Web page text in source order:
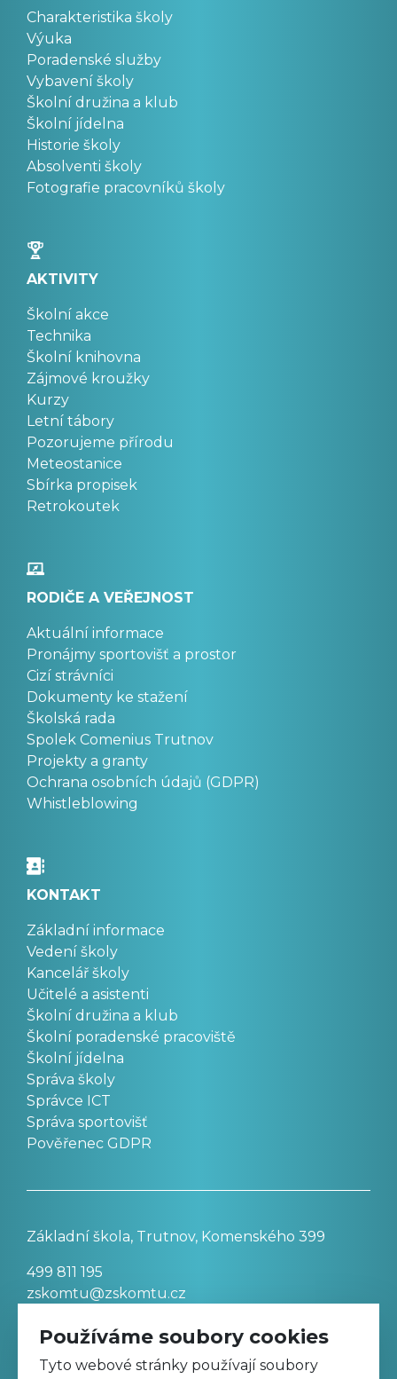
Charakteristika školy
Výuka
Poradenské služby
Vybavení školy
Školní družina a klub
Školní jídelna
Historie školy
Absolventi školy
Fotografie pracovníků školy
AKTIVITY
Školní akce
Technika
Školní knihovna
Zájmové kroužky
Kurzy
Letní tábory
Pozorujeme přírodu
Meteostanice
Sbírka propisek
Retrokoutek
RODIČE A VEŘEJNOST
Aktuální informace
Pronájmy sportovišť a prostor
Cizí strávníci
Dokumenty ke stažení
Školská rada
Spolek Comenius Trutnov
Projekty a granty
Ochrana osobních údajů (GDPR)
Whistleblowing
KONTAKT
Základní informace
Vedení školy
Kancelář školy
Učitelé a asistenti
Školní družina a klub
Školní poradenské pracoviště
Školní jídelna
Správa školy
Správce ICT
Správa sportovišť
Pověřenec GDPR
Základní škola, Trutnov, Komenského 399
499 811 195
zskomtu@zskomtu.cz
Prohlášení o přístupnosti stránek
Používáme soubory cookies
Tyto webové stránky používají soubory